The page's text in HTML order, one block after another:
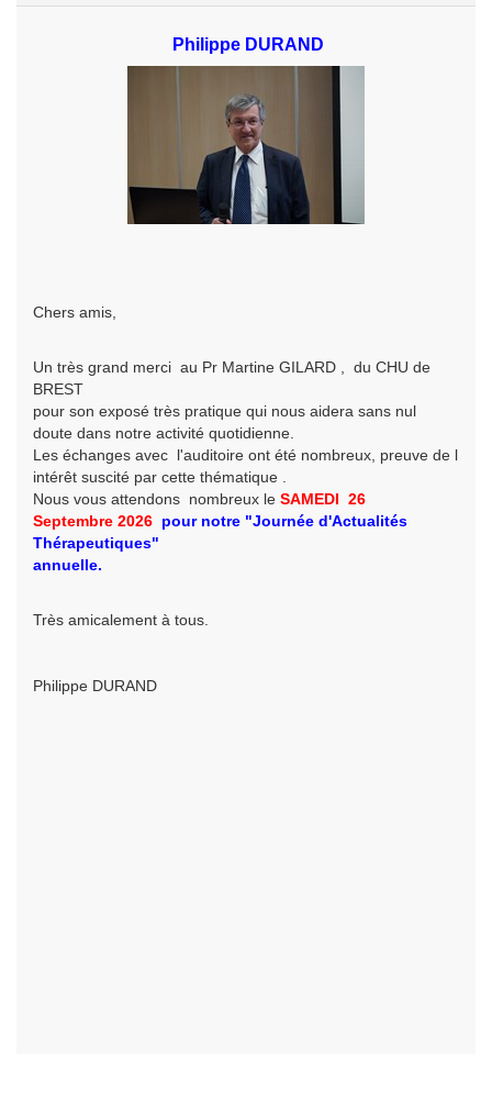
Philippe DURAND
Chers amis,
Un très grand merci au Pr Martine GILARD , du CHU de
BREST
pour son exposé très pratique qui nous aidera sans nul
doute dans notre activité quotidienne.
Les échanges avec l'auditoire ont été nombreux, preuve de l
intérêt suscité par cette thématique .
Nous vous attendons nombreux le SAMEDI 26
Septembre 2026 pour notre "Journée d'Actualités
Thérapeutiques"
annuelle.
Très amicalement à tous.
Philippe DURAND